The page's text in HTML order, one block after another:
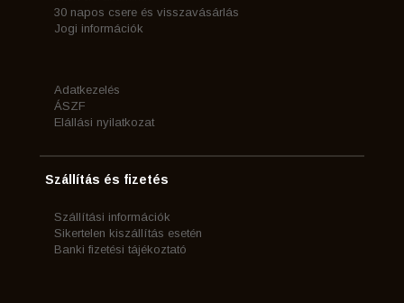
30 napos csere és visszavásárlás
Jogi információk
Adatkezelés
ÁSZF
Elállási nyilatkozat
Szállítás és fizetés
Szállítási információk
Sikertelen kiszállítás esetén
Banki fizetési tájékoztató